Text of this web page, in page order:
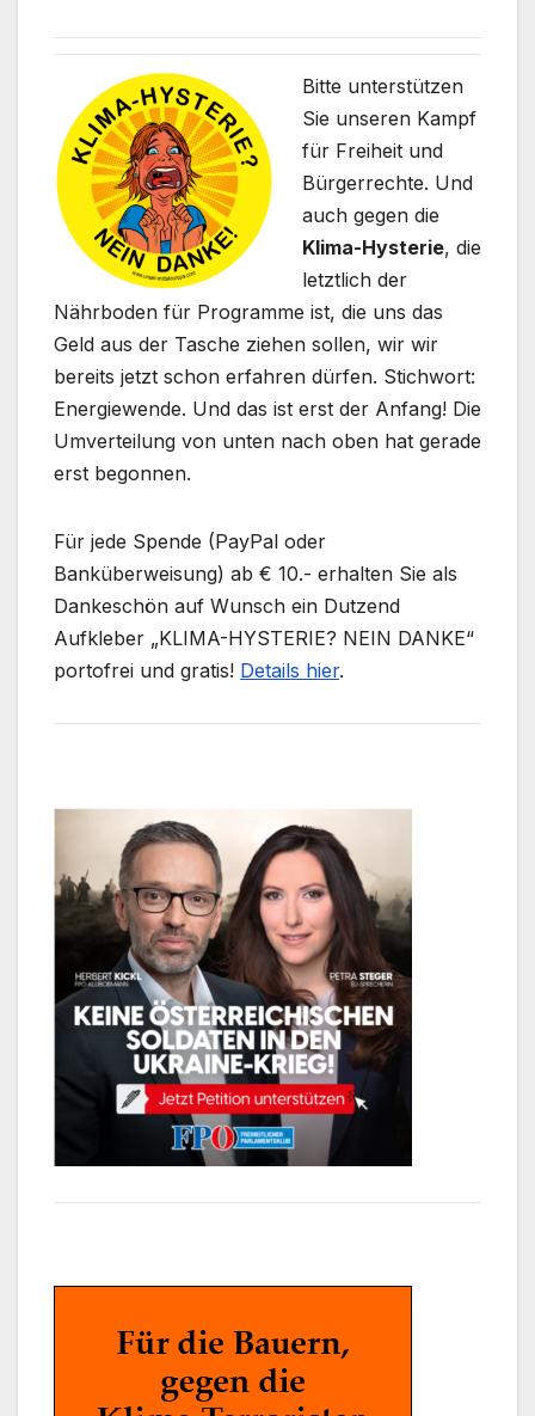
Bitte unterstützen
Sie unseren Kampf
für Freiheit und
Bürgerrechte. Und
auch gegen die
Klima-Hysterie, die
letztlich der
Nährboden für Programme ist, die uns das
Geld aus der Tasche ziehen sollen, wir wir
bereits jetzt schon erfahren dürfen. Stichwort:
Energiewende. Und das ist erst der Anfang! Die
Umverteilung von unten nach oben hat gerade
erst begonnen.
Für jede Spende (PayPal oder
Banküberweisung) ab € 10.- erhalten Sie als
Dankeschön auf Wunsch ein Dutzend
Aufkleber „KLIMA-HYSTERIE? NEIN DANKE“
portofrei und gratis! Details hier.